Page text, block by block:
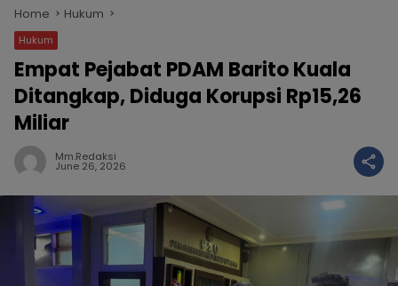
Home Hukum
Hukum
Empat Pejabat PDAM Barito Kuala
Ditangkap, Diduga Korupsi Rp15,26
Miliar
Mm.redaksi
June 26, 2026